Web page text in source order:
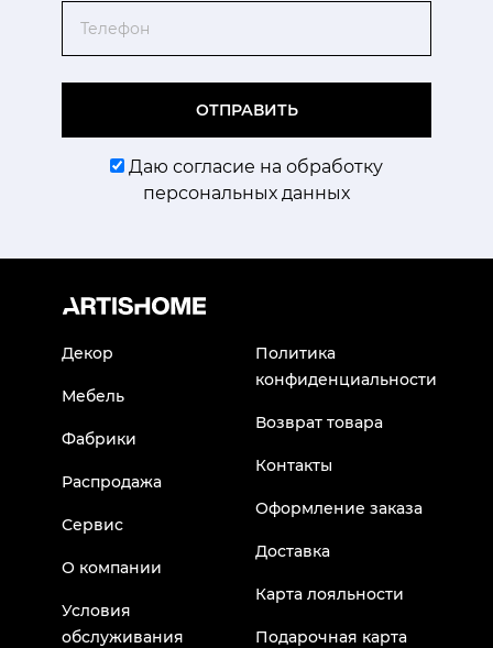
ОТПРАВИТЬ
Даю согласие на обработку
персональных данных
Декор
Мебель
Фабрики
Распродажа
Сервис
О компании
Условия
обслуживания
Политика
конфиденциальности
Возврат товара
Контакты
Оформление заказа
Доставка
Карта лояльности
Подарочная карта